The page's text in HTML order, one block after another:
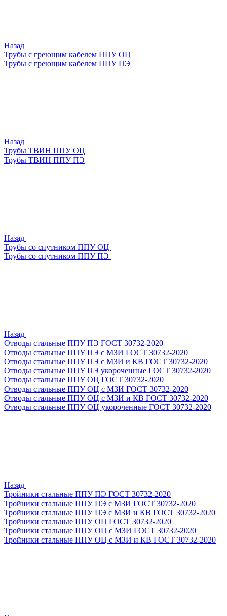
Назад
Трубы с греющим кабелем ППУ ОЦ
Трубы с греющим кабелем ППУ ПЭ
Назад
Трубы ТВИН ППУ ОЦ
Трубы ТВИН ППУ ПЭ
Назад
Трубы со спутником ППУ ОЦ
Трубы со спутником ППУ ПЭ
Назад
Отводы стальные ППУ ПЭ ГОСТ 30732-2020
Отводы стальные ППУ ПЭ с МЗИ ГОСТ 30732-2020
Отводы стальные ППУ ПЭ с МЗИ и КВ ГОСТ 30732-2020
Отводы стальные ППУ ПЭ укороченные ГОСТ 30732-2020
Отводы стальные ППУ ОЦ ГОСТ 30732-2020
Отводы стальные ППУ ОЦ с МЗИ ГОСТ 30732-2020
Отводы стальные ППУ ОЦ с МЗИ и КВ ГОСТ 30732-2020
Отводы стальные ППУ ОЦ укороченные ГОСТ 30732-2020
Назад
Тройники стальные ППУ ПЭ ГОСТ 30732-2020
Тройники стальные ППУ ПЭ с МЗИ ГОСТ 30732-2020
Тройники стальные ППУ ПЭ с МЗИ и КВ ГОСТ 30732-2020
Тройники стальные ППУ ОЦ ГОСТ 30732-2020
Тройники стальные ППУ ОЦ с МЗИ ГОСТ 30732-2020
Тройники стальные ППУ ОЦ с МЗИ и КВ ГОСТ 30732-2020